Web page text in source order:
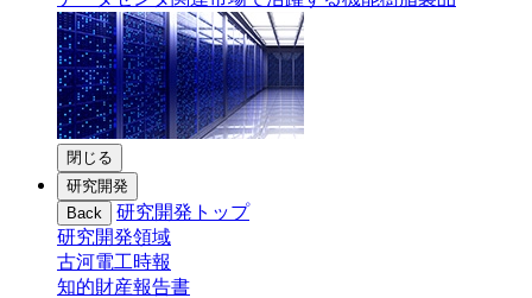
閉じる
研究開発
Back
研究開発トップ
研究開発領域
古河電工時報
知的財産報告書